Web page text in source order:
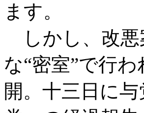
ます。
しかし、改悪
な“密室”で行
開。十三日に